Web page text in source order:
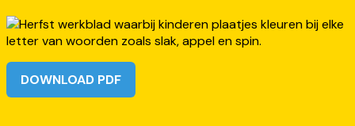
DOWNLOAD PDF